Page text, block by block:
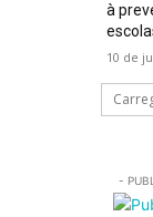
à
10 de
-